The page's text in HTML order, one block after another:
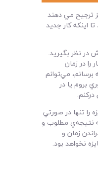
ترجيح مي دهند
اينکه کار جديد
در نظر بگيريد.
را در زمان
برسانم، مي‌توانم
بروم يا در
را تنها در صورتي
نتيجه‌ي مطلوب و
زمان و
نخواهد بود.